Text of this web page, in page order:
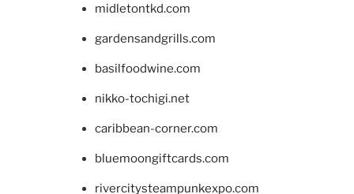
midletontkd.com
gardensandgrills.com
basilfoodwine.com
nikko-tochigi.net
caribbean-corner.com
bluemoongiftcards.com
rivercitysteampunkexpo.com